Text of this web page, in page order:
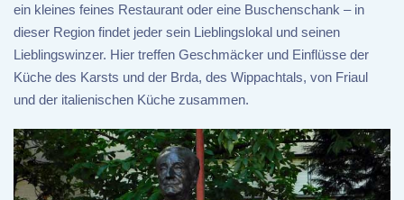
ein kleines feines Restaurant oder eine Buschenschank – in
dieser Region findet jeder sein Lieblingslokal und seinen
Lieblingswinzer. Hier treffen Geschmäcker und Einflüsse der
Küche des Karsts und der Brda, des Wippachtals, von Friaul
und der italienischen Küche zusammen.